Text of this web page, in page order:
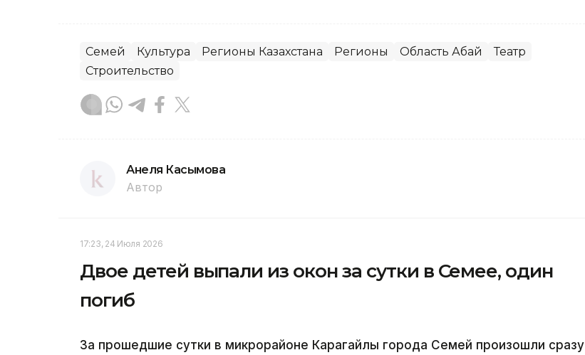
Семей Культура Регионы Казахстана Регионы Область Абай
Театр
Строительство
Анеля Касымова
Автор
17:23, 24 Июля 2026
Двое детей выпали из окон за сутки в Семее, один
погиб
За прошедшие сутки в микрорайоне Карагайлы города Семей произошли сразу